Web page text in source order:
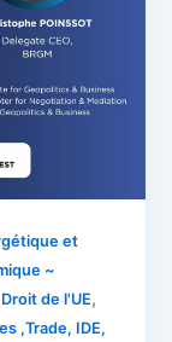
et
~
Droit de l'UE,
,Trade, IDE,